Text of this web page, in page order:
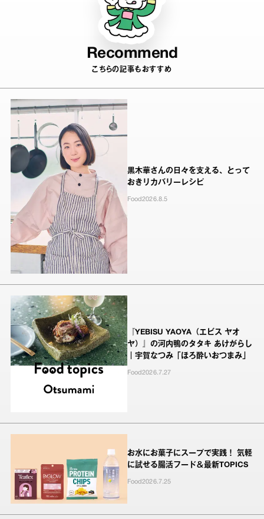
Recommend
こちらの記事もおすすめ
黒木華さんの日々を支える、とって
おきリカバリーレシピ
Food2026.8.5
『YEBISU YAOYA（エビス ヤオ
ヤ）』の河内鴨のタタキ あけがらし
｜宇賀なつみ「ほろ酔いおつまみ」
Food2026.7.27
お水にお菓子にスープで実践！ 気軽
に試せる腸活フード＆最新TOPICS
Food2026.7.25